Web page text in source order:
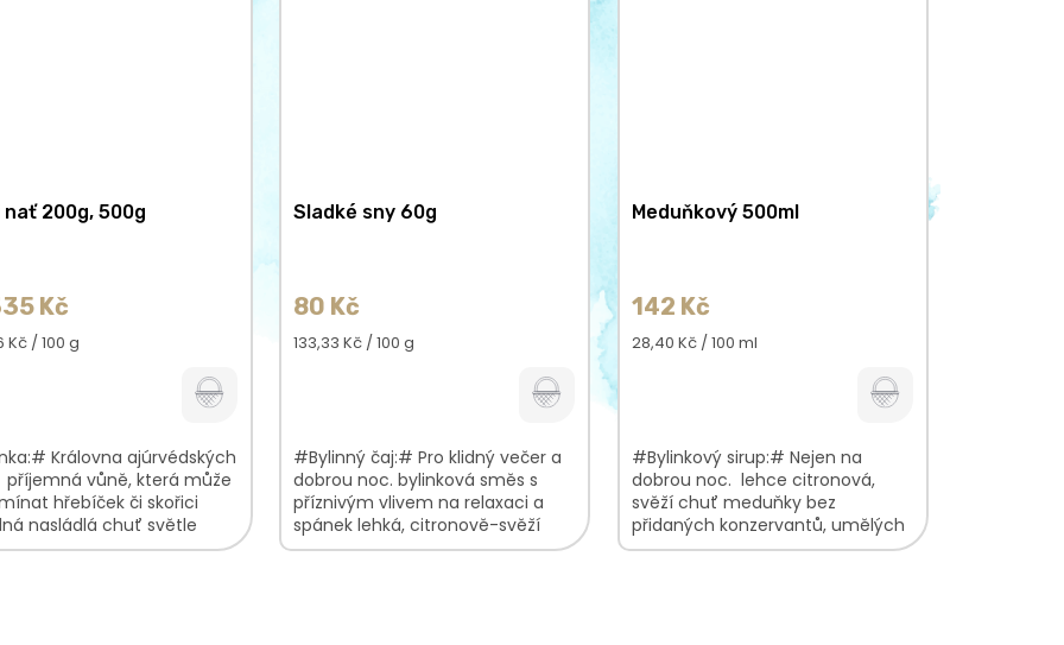
nať 200g, 500g
Kč
Kč / 100 g
Královna ajúrvédských
příjemná vůně, která může
hřebíček či skořici
nasládlá chuť světle
V balení najdete:...
Sladké sny 60g
80 Kč
Měrná
133,33 Kč / 100 g
#Bylinný čaj:# Pro klidný večer a
dobrou noc. bylinková směs s
příznivým vlivem na relaxaci a
spánek lehká, citronově-svěží
chuť s květinovými tóny
Meduňkový 500ml
142 Kč
Měrná
28,40 Kč / 100 ml
#Bylinkový sirup:# Nejen na
dobrou noc. lehce citronová,
svěží chuť meduňky bez
přidaných konzervantů, umělých
sladidel, aromat, barviv a